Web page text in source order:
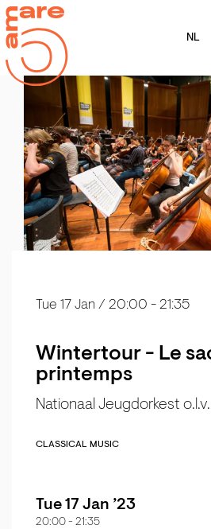
NL
Wintertour - Le
printemps
Nationaal Jeugdorkest
Tue 17 Jan / 20:00 - 21:35
CLASSICAL MUSIC
Tue 17 Jan ’23
20:00 - 21:35